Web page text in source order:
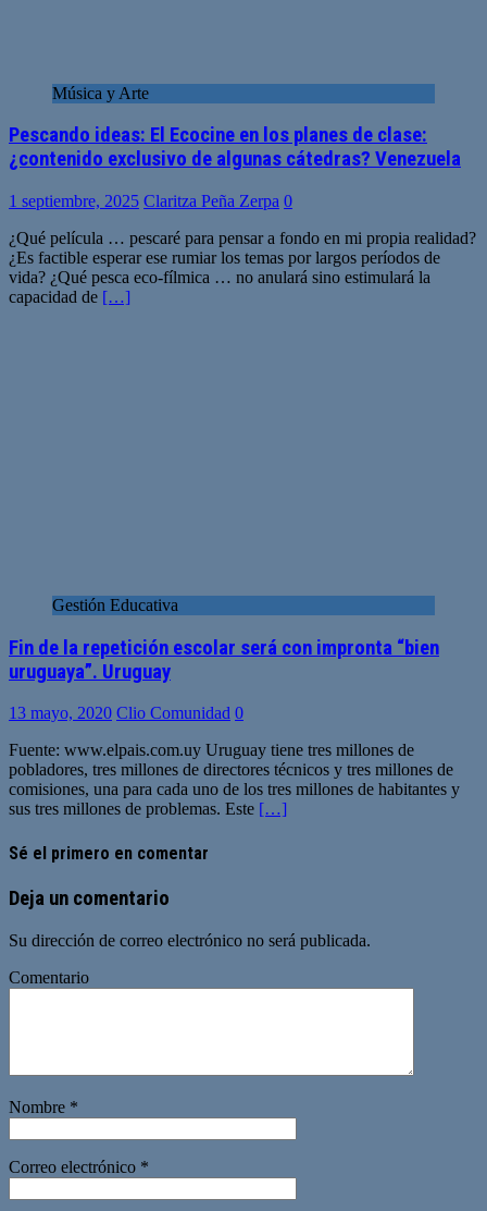
Música y Arte
Pescando ideas: El Ecocine en los planes de clase:
¿contenido exclusivo de algunas cátedras? Venezuela
1 septiembre, 2025 Claritza Peña Zerpa 0
¿Qué película … pescaré para pensar a fondo en mi propia realidad?
¿Es factible esperar ese rumiar los temas por largos períodos de
vida? ¿Qué pesca eco-fílmica … no anulará sino estimulará la
capacidad de […]
Gestión Educativa
Fin de la repetición escolar será con impronta “bien
uruguaya”. Uruguay
13 mayo, 2020 Clio Comunidad 0
Fuente: www.elpais.com.uy Uruguay tiene tres millones de
pobladores, tres millones de directores técnicos y tres millones de
comisiones, una para cada uno de los tres millones de habitantes y
sus tres millones de problemas. Este […]
Sé el primero en comentar
Deja un comentario
Su dirección de correo electrónico no será publicada.
Comentario
Nombre *
Correo electrónico *